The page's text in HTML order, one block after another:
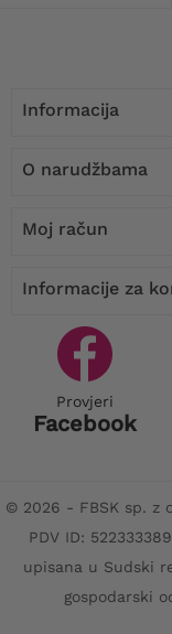
Informacija
O narudžbama
Moj račun
Informacije za
Provjeri
Facebook
© 2026 - FBSK sp. z
PDV ID:
upisana u Sudski
gospodarski